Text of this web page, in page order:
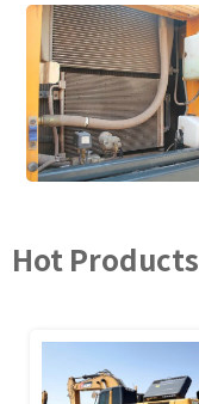
Hot Products